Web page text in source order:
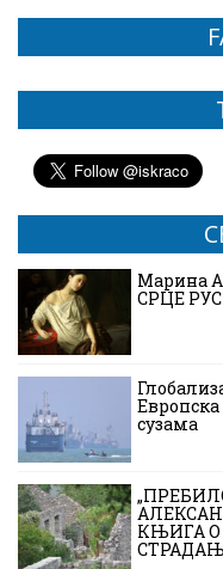
Марина
СРЦЕ
Европска
сузама
КЊИГА